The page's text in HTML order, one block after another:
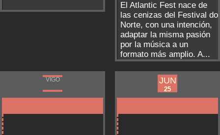
El Atlantic Fest nace de
las cenizas del Festival do
Norte, con una intención,
adaptar la misma pasión
por la música a un
formato más amplio. A...
VIGO VIGO
JUN
23
JUN
25